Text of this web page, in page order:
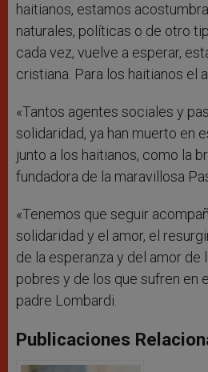
haitianos, estamos
naturales, políticas o de otro
cada vez, vuelve a esperar,
cristiana. Para los haitianos el
«Tantos agentes sociales y
solidaridad, ya han muerto en
junto a los haitianos, como la
fundadora de la maravillosa
«Tenemos que seguir
solidaridad y el amor, el
de la esperanza y del amor de
pobres y de los que sufren en
padre Lombardi.
Publicaciones